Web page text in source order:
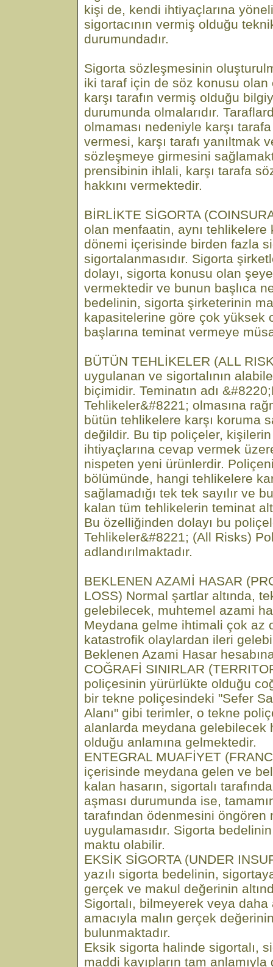
kişi de, kendi ihtiyaçlarına
sigortacının vermiş olduğu
durumundadır.
Sigorta sözleşmesinin
iki taraf için de söz konusu
karşı tarafın vermiş olduğu
durumunda olmalarıdır.
olmaması nedeniyle karşı
vermesi, karşı tarafı yanıltmak
sözleşmeye girmesini
prensibinin ihlali, karşı tarafa
hakkını vermektedir.
BİRLİKTE SİGORTA
olan menfaatin, aynı tehlikelere
dönemi içerisinde birden fazla
sigortalanmasıdır. Sigorta
dolayı, sigorta konusu olan
vermektedir ve bunun başlıca
bedelinin, sigorta şirketerinin
kapasitelerine göre çok yüksek
başlarına teminat vermeye
BÜTÜN TEHLİKELER (ALL
uygulanan ve sigortalının
biçimidir. Teminatın adı
Tehlikeler&#8221; olmasına
bütün tehlikelere karşı koruma
değildir. Bu tip poliçeler,
ihtiyaçlarına cevap vermek
nispeten yeni ürünlerdir.
bölümünde, hangi tehlikelere
sağlamadığı tek tek sayılır ve
kalan tüm tehlikelerin teminat
Bu özelliğinden dolayı bu
Tehlikeler&#8221; (All Risks)
adlandırılmaktadır.
BEKLENEN AZAMİ HASAR
LOSS) Normal şartlar altında,
gelebilecek, muhtemel azami
Meydana gelme ihtimali çok az
katastrofik olaylardan ileri
Beklenen Azami Hasar
COĞRAFİ SINIRLAR
poliçesinin yürürlükte olduğu
bir tekne poliçesindeki "Sefer
Alanı" gibi terimler, o tekne
alanlarda meydana gelebilecek
olduğu anlamına gelmektedir.
ENTEGRAL MUAFİYET
içerisinde meydana gelen ve
kalan hasarın, sigortalı
aşması durumunda ise,
tarafından ödenmesini öngören
uygulamasıdır. Sigorta
maktu olabilir.
EKSİK SİGORTA (UNDER
yazılı sigorta bedelinin,
gerçek ve makul değerinin
Sigortalı, bilmeyerek veya
amacıyla malın gerçek
bulunmaktadır.
Eksik sigorta halinde sigortalı,
maddi kayıpların tam